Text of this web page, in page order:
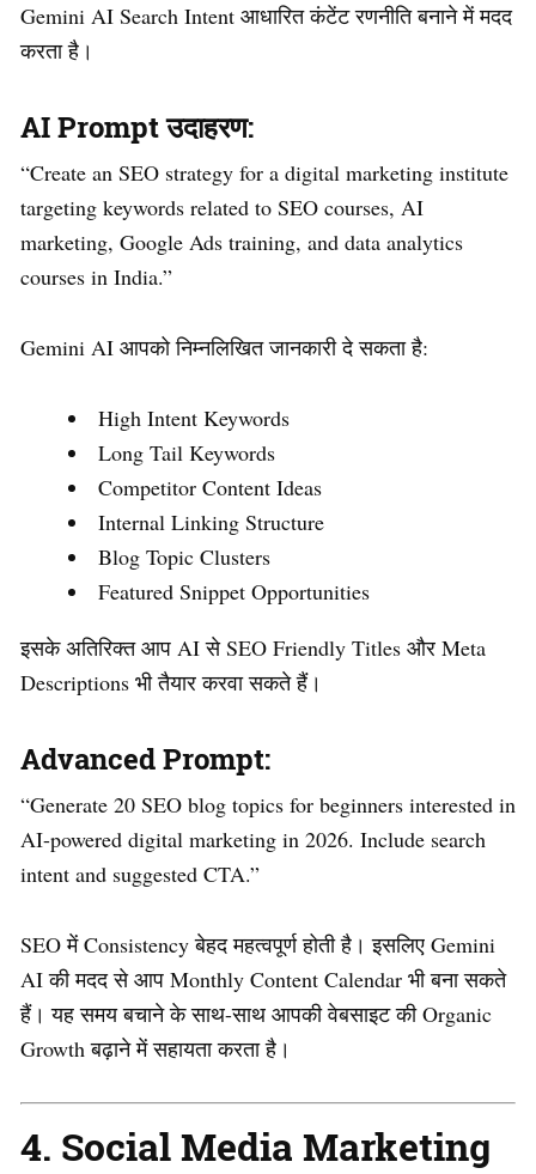
Gemini AI Search Intent आधारित कंटेंट रणनीति बनाने में मदद
करता है।
AI Prompt उदाहरण:
“Create an SEO strategy for a digital marketing institute
targeting keywords related to SEO courses, AI
marketing, Google Ads training, and data analytics
courses in India.”
Gemini AI आपको निम्नलिखित जानकारी दे सकता है:
High Intent Keywords
Long Tail Keywords
Competitor Content Ideas
Internal Linking Structure
Blog Topic Clusters
Featured Snippet Opportunities
इसके अतिरिक्त आप AI से SEO Friendly Titles और Meta
Descriptions भी तैयार करवा सकते हैं।
Advanced Prompt:
“Generate 20 SEO blog topics for beginners interested in
AI-powered digital marketing in 2026. Include search
intent and suggested CTA.”
SEO में Consistency बेहद महत्वपूर्ण होती है। इसलिए Gemini
AI की मदद से आप Monthly Content Calendar भी बना सकते
हैं। यह समय बचाने के साथ-साथ आपकी वेबसाइट की Organic
Growth बढ़ाने में सहायता करता है।
4. Social Media Marketing